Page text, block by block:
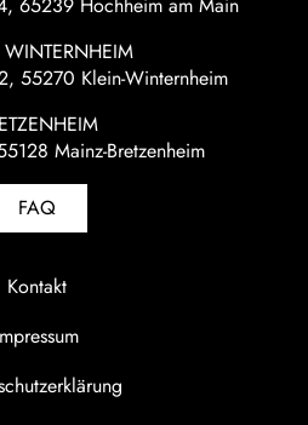
65239 Hochheim am Main
WINTERNHEIM
55270 Klein-Winternheim
Mainz-Bretzenheim
FAQ
Kontakt